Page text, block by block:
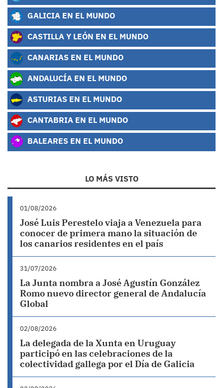
GALICIA EN EL MUNDO
CASTILLA Y LEÓN EN EL MUNDO
CANARIAS EN EL MUNDO
ANDALUCÍA EN EL MUNDO
ASTURIAS EN EL MUNDO
CANTABRIA EN EL MUNDO
BALEARES EN EL MUNDO
LO MÁS VISTO
01/08/2026
José Luis Perestelo viaja a Venezuela para
conocer de primera mano la situación de
los canarios residentes en el país
31/07/2026
La Junta nombra a José Agustín González
Romo nuevo director general de Andalucía
Global
02/08/2026
La delegada de la Xunta en Uruguay
participó en las celebraciones de la
colectividad gallega por el Día de Galicia